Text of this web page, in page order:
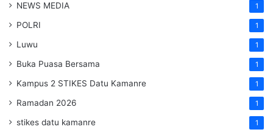
NEWS MEDIA 1
POLRI 1
Luwu 1
Buka Puasa Bersama 1
Kampus 2 STIKES Datu Kamanre 1
Ramadan 2026 1
stikes datu kamanre 1